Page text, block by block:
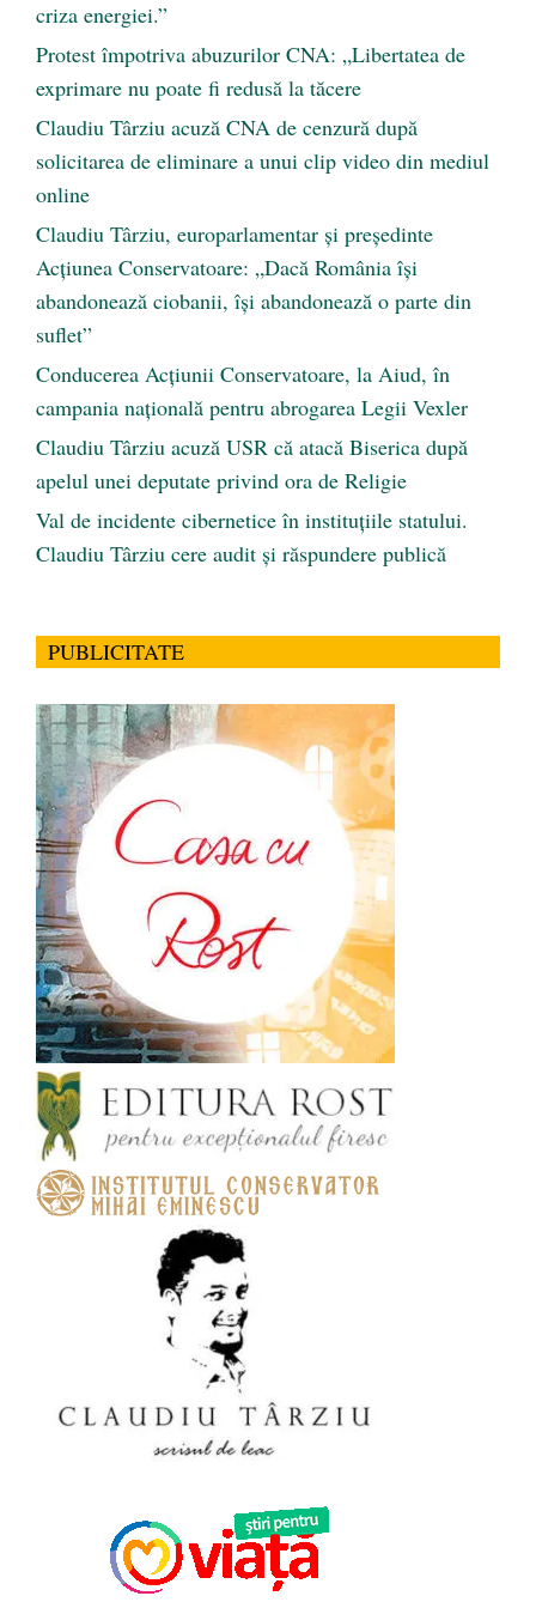
criza energiei.”
Protest împotriva abuzurilor CNA: „Libertatea de
exprimare nu poate fi redusă la tăcere
Claudiu Târziu acuză CNA de cenzură după
solicitarea de eliminare a unui clip video din mediul
online
Claudiu Târziu, europarlamentar și președinte
Acțiunea Conservatoare: „Dacă România își
abandonează ciobanii, își abandonează o parte din
suflet”
Conducerea Acțiunii Conservatoare, la Aiud, în
campania națională pentru abrogarea Legii Vexler
Claudiu Târziu acuză USR că atacă Biserica după
apelul unei deputate privind ora de Religie
Val de incidente cibernetice în instituțiile statului.
Claudiu Târziu cere audit și răspundere publică
PUBLICITATE